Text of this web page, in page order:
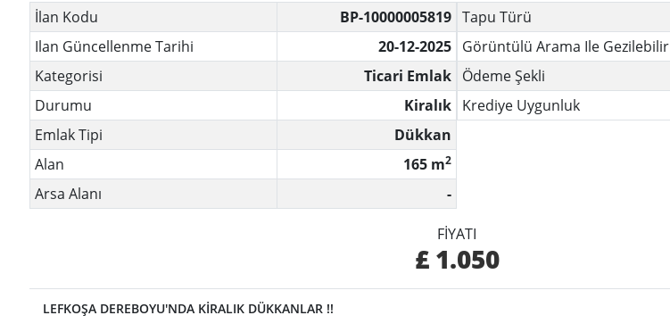
İlan Kodu
BP-10000005819
Ilan Güncellenme Tarihi
20-12-2025
Kategorisi
Ticari Emlak
Durumu
Kiralık
Emlak Tipi
Dükkan
Alan
165 m2
Arsa Alanı -
Tapu Türü
Görüntülü Arama Ile Gezilebilir
Ödeme Şekli
Krediye Uygunluk
FIYATI
£ 1.050
LEFKOŞA DEREBOYU'NDA KİRALIK DÜKKANLAR !!